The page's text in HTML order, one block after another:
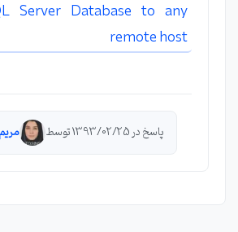
Server Database to any
remote host
پاسخ در 1393/02/25 توسط